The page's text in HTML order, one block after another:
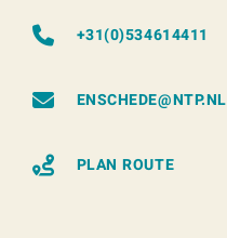
+31(0)534614411
ENSCHEDE@NTP.NL
PLAN ROUTE